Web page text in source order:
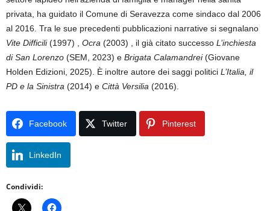
privata, ha guidato il Comune di Seravezza come sindaco dal 2006
al 2016. Tra le sue precedenti pubblicazioni narrative si segnalano
Vite Difficili(1997) , Ocra (2003) , il già citato successo L’inchiesta
di San Lorenzo (SEM, 2023) e Brigata Calamandrei(Giovane
Holden Edizioni, 2025). È inoltre autore dei saggi politici L’Italia, il
PD e la Sinistra (2014) e Città Versilia (2016).
Facebook Twitter Pinterest
LinkedIn
Condividi: